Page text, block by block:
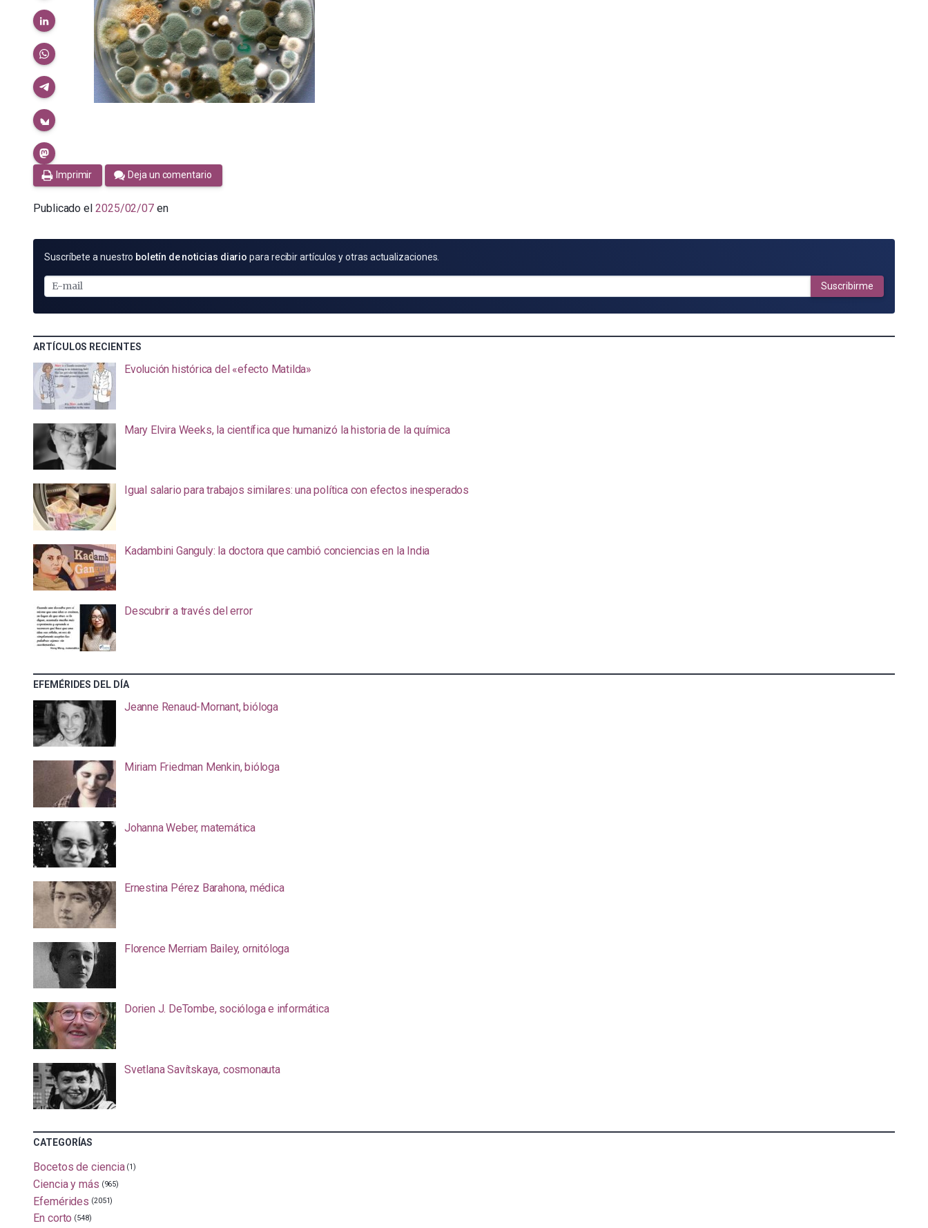
Imprimir Deja un comentario
Publicado el 2025/02/07 en
SUSCRÍBETE
E-
MAIL
Suscríbete a nuestro boletín de noticias diario para recibir artículos y otras actualizaciones.
Suscribirme
ARTÍCULOS RECIENTES
Evolución histórica del «efecto Matilda»
Mary Elvira Weeks, la científica que humanizó la historia de la química
Igual salario para trabajos similares: una política con efectos inesperados
Kadambini Ganguly: la doctora que cambió conciencias en la India
Descubrir a través del error
EFEMÉRIDES DEL DÍA
Jeanne Renaud-Mornant, bióloga
Miriam Friedman Menkin, bióloga
Johanna Weber, matemática
Ernestina Pérez Barahona, médica
Florence Merriam Bailey, ornitóloga
Dorien J. DeTombe, socióloga e informática
Svetlana Savítskaya, cosmonauta
CATEGORÍAS
Bocetos de ciencia (1)
Ciencia y más (965)
Efemérides (2051)
En corto (548)